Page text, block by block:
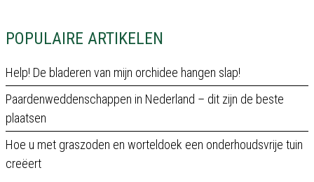
POPULAIRE ARTIKELEN
Help! De bladeren van mijn orchidee hangen slap!
Paardenweddenschappen in Nederland – dit zijn de beste
plaatsen
Hoe u met graszoden en worteldoek een onderhoudsvrije tuin
creëert